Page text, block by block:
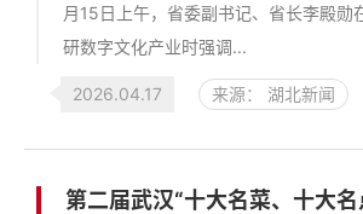
月15日上午，省委副书记、省长李殿勋
研数字文化产业时强调...
2026.04.17 来源： 湖北新闻
第二届武汉“十大名菜、十大